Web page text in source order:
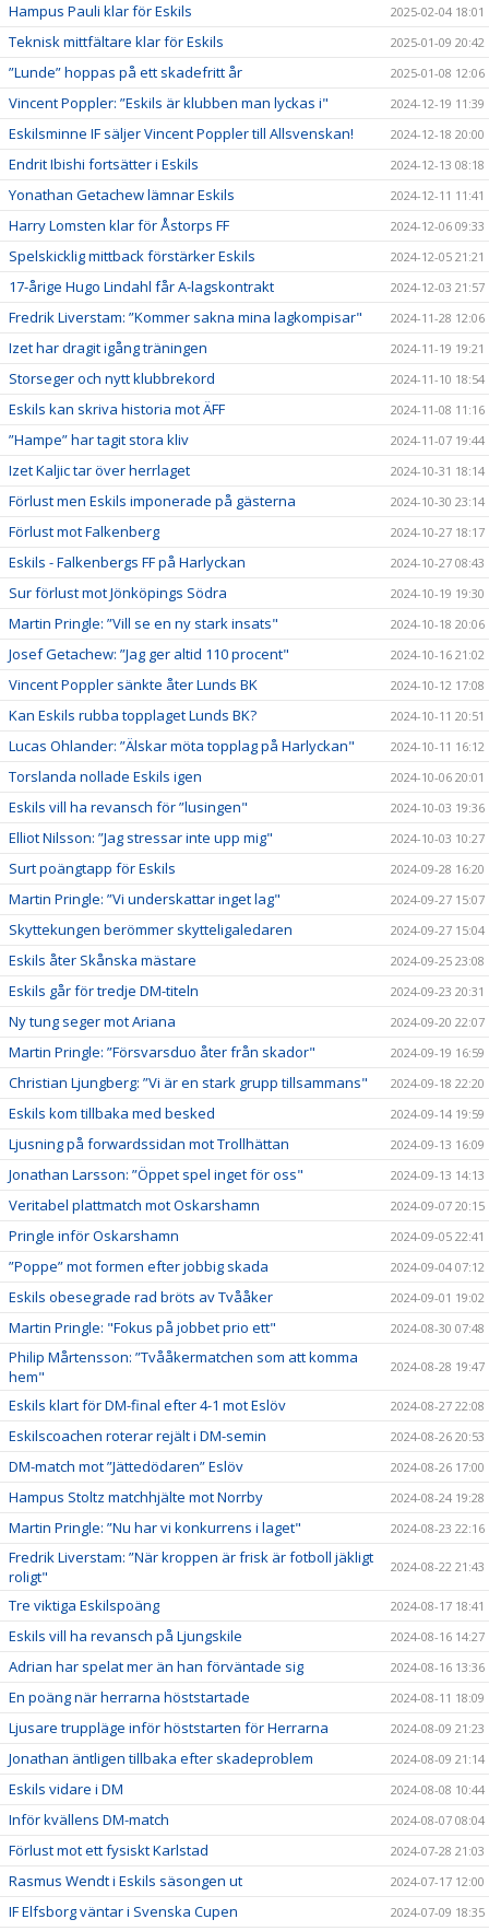
Hampus Pauli klar för Eskils 2025-02-04 18:01
Teknisk mittfältare klar för Eskils 2025-01-09 20:42
”Lunde” hoppas på ett skadefritt år 2025-01-08 12:06
Vincent Poppler: ”Eskils är klubben man lyckas i" 2024-12-19 11:39
Eskilsminne IF säljer Vincent Poppler till Allsvenskan! 2024-12-18 20:00
Endrit Ibishi fortsätter i Eskils 2024-12-13 08:18
Yonathan Getachew lämnar Eskils 2024-12-11 11:41
Harry Lomsten klar för Åstorps FF 2024-12-06 09:33
Spelskicklig mittback förstärker Eskils 2024-12-05 21:21
17-årige Hugo Lindahl får A-lagskontrakt 2024-12-03 21:57
Fredrik Liverstam: ”Kommer sakna mina lagkompisar" 2024-11-28 12:06
Izet har dragit igång träningen 2024-11-19 19:21
Storseger och nytt klubbrekord 2024-11-10 18:54
Eskils kan skriva historia mot ÄFF 2024-11-08 11:16
”Hampe” har tagit stora kliv 2024-11-07 19:44
Izet Kaljic tar över herrlaget 2024-10-31 18:14
Förlust men Eskils imponerade på gästerna 2024-10-30 23:14
Förlust mot Falkenberg 2024-10-27 18:17
Eskils - Falkenbergs FF på Harlyckan 2024-10-27 08:43
Sur förlust mot Jönköpings Södra 2024-10-19 19:30
Martin Pringle: ”Vill se en ny stark insats" 2024-10-18 20:06
Josef Getachew: ”Jag ger altid 110 procent" 2024-10-16 21:02
Vincent Poppler sänkte åter Lunds BK 2024-10-12 17:08
Kan Eskils rubba topplaget Lunds BK? 2024-10-11 20:51
Lucas Ohlander: ”Älskar möta topplag på Harlyckan" 2024-10-11 16:12
Torslanda nollade Eskils igen 2024-10-06 20:01
Eskils vill ha revansch för ”lusingen" 2024-10-03 19:36
Elliot Nilsson: ”Jag stressar inte upp mig" 2024-10-03 10:27
Surt poängtapp för Eskils 2024-09-28 16:20
Martin Pringle: ”Vi underskattar inget lag" 2024-09-27 15:07
Skyttekungen berömmer skytteligaledaren 2024-09-27 15:04
Eskils åter Skånska mästare 2024-09-25 23:08
Eskils går för tredje DM-titeln 2024-09-23 20:31
Ny tung seger mot Ariana 2024-09-20 22:07
Martin Pringle: ”Försvarsduo åter från skador" 2024-09-19 16:59
Christian Ljungberg: ”Vi är en stark grupp tillsammans" 2024-09-18 22:20
Eskils kom tillbaka med besked 2024-09-14 19:59
Ljusning på forwardssidan mot Trollhättan 2024-09-13 16:09
Jonathan Larsson: ”Öppet spel inget för oss" 2024-09-13 14:13
Veritabel plattmatch mot Oskarshamn 2024-09-07 20:15
Pringle inför Oskarshamn 2024-09-05 22:41
”Poppe” mot formen efter jobbig skada 2024-09-04 07:12
Eskils obesegrade rad bröts av Tvååker 2024-09-01 19:02
Martin Pringle: "Fokus på jobbet prio ett" 2024-08-30 07:48
Philip Mårtensson: ”Tvååkermatchen som att komma
hem"
2024-08-28 19:47
Eskils klart för DM-final efter 4-1 mot Eslöv 2024-08-27 22:08
Eskilscoachen roterar rejält i DM-semin 2024-08-26 20:53
DM-match mot ”Jättedödaren” Eslöv 2024-08-26 17:00
Hampus Stoltz matchhjälte mot Norrby 2024-08-24 19:28
Martin Pringle: ”Nu har vi konkurrens i laget" 2024-08-23 22:16
Fredrik Liverstam: ”När kroppen är frisk är fotboll jäkligt
roligt"
2024-08-22 21:43
Tre viktiga Eskilspoäng 2024-08-17 18:41
Eskils vill ha revansch på Ljungskile 2024-08-16 14:27
Adrian har spelat mer än han förväntade sig 2024-08-16 13:36
En poäng när herrarna höststartade 2024-08-11 18:09
Ljusare truppläge inför höststarten för Herrarna 2024-08-09 21:23
Jonathan äntligen tillbaka efter skadeproblem 2024-08-09 21:14
Eskils vidare i DM 2024-08-08 10:44
Inför kvällens DM-match 2024-08-07 08:04
Förlust mot ett fysiskt Karlstad 2024-07-28 21:03
Rasmus Wendt i Eskils säsongen ut 2024-07-17 12:00
IF Elfsborg väntar i Svenska Cupen 2024-07-09 18:35